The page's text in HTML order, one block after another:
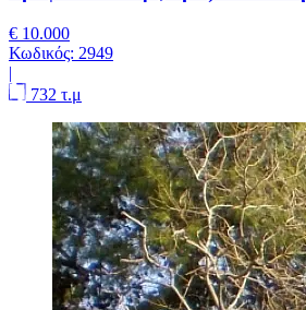
€ 10.000
Κωδικός: 2949
|
732 τ.μ